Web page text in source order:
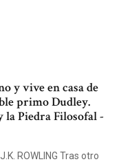
y vive en casa de
primo Dudley.
Piedra Filosofal -
ROWLING Tras otro